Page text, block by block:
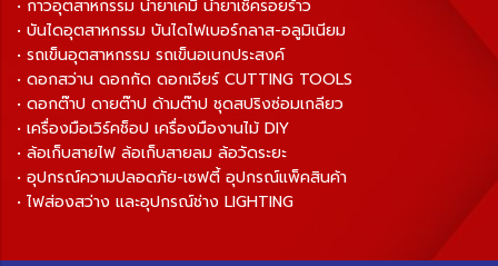
• กาวอุตสาหกรรม น้ำยาเคมี น้ำยาเช็ครอยร้าว
• บันไดอุตสาหกรรม บันไดไฟเบอร์กลาส-อลูมิเนียม
• รถเข็นอุตสาหกรรม รถเข็นอเนกประสงค์
• ดอกสว่าน ดอกกัด ดอกเจียร์ CUTTING TOOLS
• ดอกต๊าป ดายต๊าป ด้ามต๊าป ชุดสปริงซ่อมเกลียว
• เครื่องมือเวิร์คช็อป เครื่องมืองานไม้ DIY
• ล้อเก็บสายไฟ ล้อเก็บสายลม ล้อวัดระยะ
• อุปกรณ์ความปลอดภัย-เซฟตี้ อุปกรณ์แพ็คสินค้า
• ไฟส่องสว่าง และอุปกรณ์ช่าง LIGHTING